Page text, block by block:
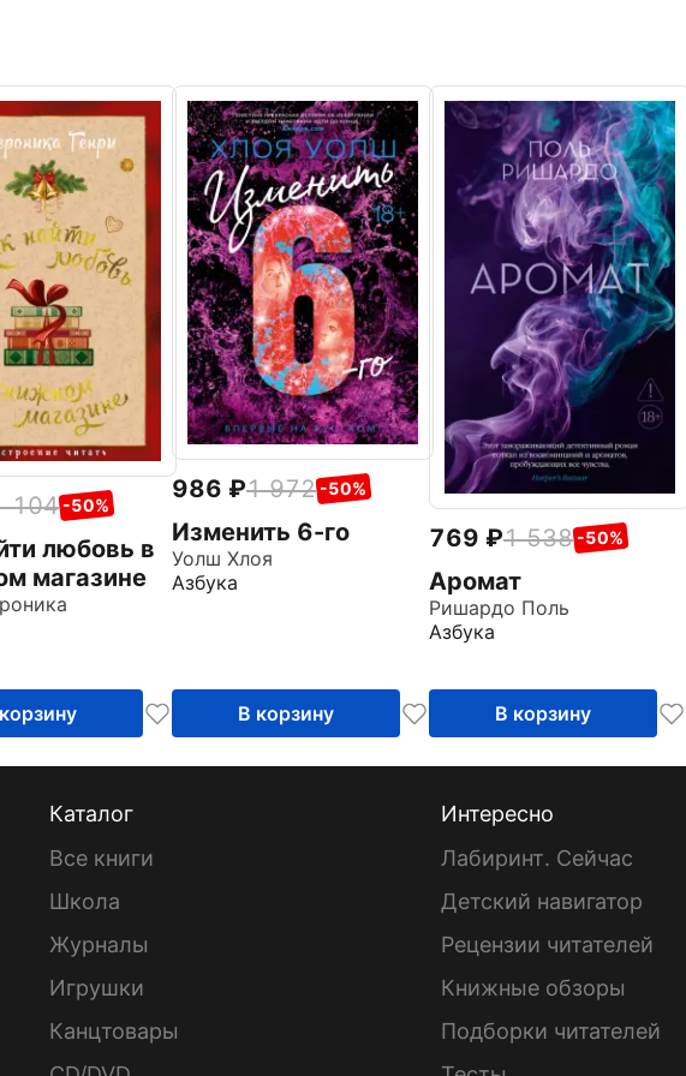
104 -50%
любовь в
магазине
986 1 972 -50%
Изменить 6-го
Уолш Хлоя
Азбука
В корзину
769 1 538 -50%
Аромат
Ришардо Поль
Азбука
В корзину
Каталог
Все книги
Школа
Журналы
Игрушки
Канцтовары
Интересно
Лабиринт. Сейчас
Детский навигатор
Рецензии читателей
Книжные обзоры
Подборки читателей